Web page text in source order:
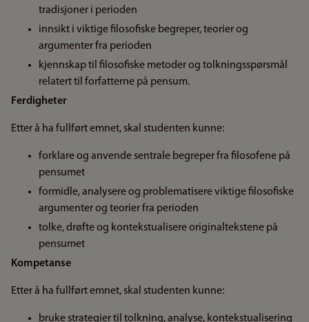
tradisjoner i perioden
innsikt i viktige filosofiske begreper, teorier og
argumenter fra perioden
kjennskap til filosofiske metoder og tolkningsspørsmål
relatert til forfatterne på pensum.
Ferdigheter
Etter å ha fullført emnet, skal studenten kunne:
forklare og anvende sentrale begreper fra filosofene på
pensumet
formidle, analysere og problematisere viktige filosofiske
argumenter og teorier fra perioden
tolke, drøfte og kontekstualisere originaltekstene på
pensumet
Kompetanse
Etter å ha fullført emnet, skal studenten kunne:
bruke strategier til tolkning, analyse, kontekstualisering